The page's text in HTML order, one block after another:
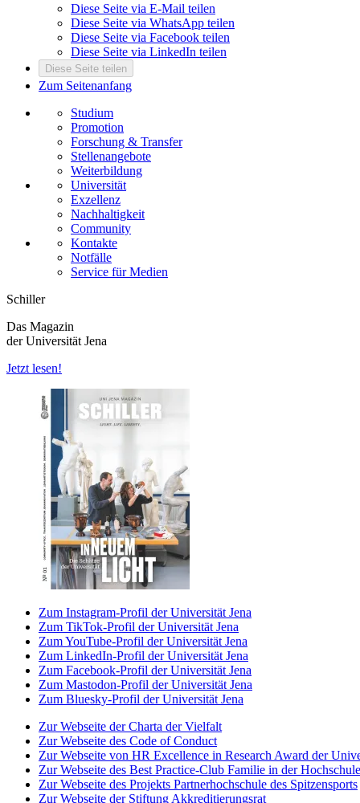
Diese Seite via E-Mail teilen
Diese Seite via WhatsApp teilen
Diese Seite via Facebook teilen
Diese Seite via LinkedIn teilen
Diese Seite teilen
Zum Seitenanfang
Studium
Promotion
Forschung & Transfer
Stellenangebote
Weiterbildung
Universität
Exzellenz
Nachhaltigkeit
Community
Kontakte
Notfälle
Service für Medien
Schiller
Das Magazin
der Universität Jena
Jetzt lesen!
Zum Instagram-Profil der Universität Jena
Zum TikTok-Profil der Universität Jena
Zum YouTube-Profil der Universität Jena
Zum LinkedIn-Profil der Universität Jena
Zum Facebook-Profil der Universität Jena
Zum Mastodon-Profil der Universität Jena
Zum Bluesky-Profil der Universität Jena
Zur Webseite der Charta der Vielfalt
Zur Webseite des Code of Conduct
Zur Webseite von HR Excellence in Research Award der
Zur Webseite des Best Practice-Club Familie in der Hochschule
Zur Webseite des Projekts Partnerhochschule des Spitzensports
Zur Webseite der Stiftung Akkreditierungsrat